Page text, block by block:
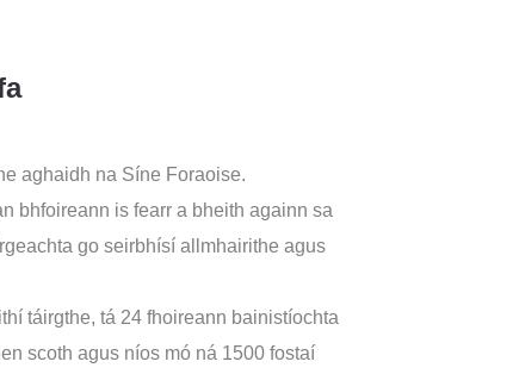
aghaidh na Síne Foraoise.
bhfoireann is fearr a bheith againn sa
go seirbhísí allmhairithe agus
táirgthe, tá 24 fhoireann bainistíochta
scoth agus níos mó ná 1500 fostaí